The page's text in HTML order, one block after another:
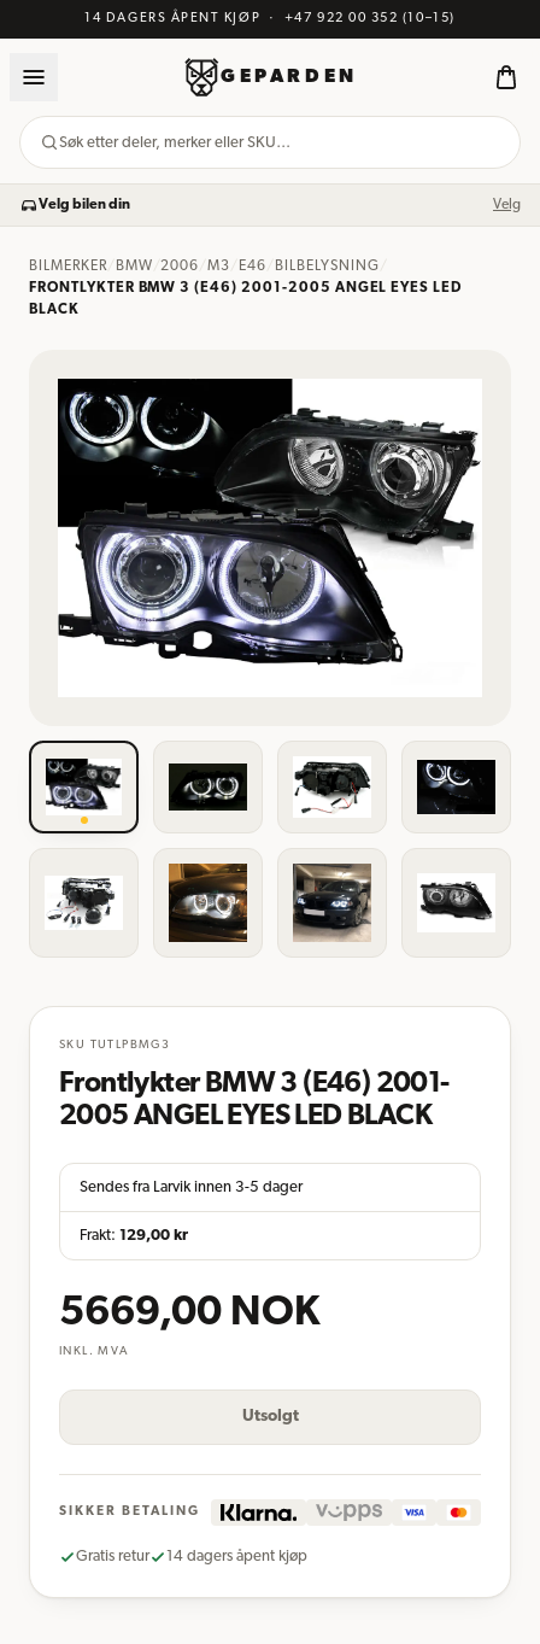
14 DAGERS ÅPENT KJØP · +47 922 00 352 (10–15)
GEPARDEN
Søk etter deler, merker eller SKU…
Velg bilen din Velg
BILMERKER/ BMW /2006 /M3 E46 BILBELYSNING
FRONTLYKTER BMW 3 (E46) 2001-2005 ANGEL EYES LED
BLACK
SKU TUTLPBMG3
Frontlykter BMW 3 (E46) 2001-
2005 ANGEL EYES LED BLACK
Sendes fra Larvik innen 3-5 dager
Frakt: 129,00 kr
5669,00 NOK
INKL. MVA
Utsolgt
SIKKER BETALING
Gratis retur 14 dagers åpent kjøp